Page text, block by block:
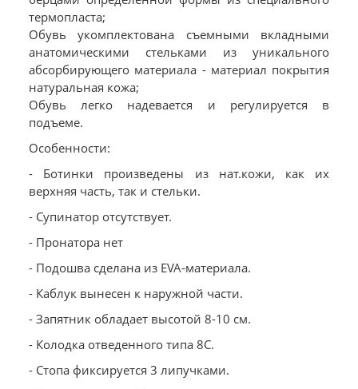
термопласта;
Обувь укомплектована съемными вкладными
анатомическими стельками из уникального
абсорбирующего материала - материал покрытия
натуральная кожа;
Обувь легко надевается и регулируется в
подъеме.
Особенности:
- Ботинки произведены из нат.кожи, как их
верхняя часть, так и стельки.
- Супинатор отсутствует.
- Пронатора нет
- Подошва сделана из EVA-материала.
- Каблук вынесен к наружной части.
- Запятник обладает высотой 8-10 см.
- Колодка отведенного типа 8С.
- Стопа фиксируется 3 липучками.